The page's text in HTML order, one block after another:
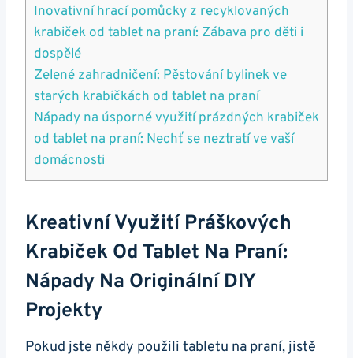
Inovativní hrací pomůcky z recyklovaných
krabiček od tablet na praní: Zábava‍ pro⁤ děti i
dospělé
Zelené zahradničení: Pěstování bylinek ve
starých krabičkách od tablet na praní
Nápady na úsporné ​využití ‌prázdných krabiček
od tablet na praní: Nechť se neztratí ve vaší
domácnosti
Kreativní Využití Práškových
Krabiček Od Tablet Na Praní:
Nápady‍ Na Originální DIY
Projekty
Pokud jste někdy použili tabletu na praní, jistě